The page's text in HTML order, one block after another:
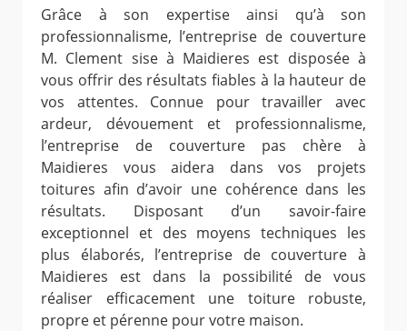
Grâce à son expertise ainsi qu’à son
professionnalisme, l’entreprise de couverture
M. Clement sise à Maidieres est disposée à
vous offrir des résultats fiables à la hauteur de
vos attentes. Connue pour travailler avec
ardeur, dévouement et professionnalisme,
l’entreprise de couverture pas chère à
Maidieres vous aidera dans vos projets
toitures afin d’avoir une cohérence dans les
résultats. Disposant d’un savoir-faire
exceptionnel et des moyens techniques les
plus élaborés, l’entreprise de couverture à
Maidieres est dans la possibilité de vous
réaliser efficacement une toiture robuste,
propre et pérenne pour votre maison.